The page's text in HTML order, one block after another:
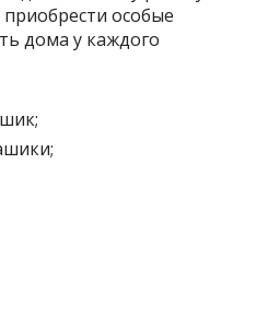
особые
дома у каждого